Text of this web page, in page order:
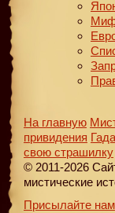
На главную
привидения
свою страшилку
© 2011-2026
мистические
Присылайте нам